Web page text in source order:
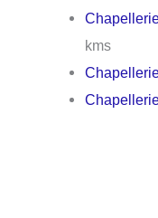
kms